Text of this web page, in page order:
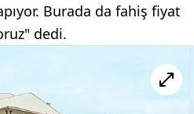
Burada da fahiş fiyat
dedi.